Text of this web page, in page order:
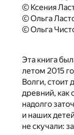
© Ксения
© Ольга
© Ольга
Эта книга
летом 2015
Волги, стоит
древний, как
надолго
и наших
не скучали: